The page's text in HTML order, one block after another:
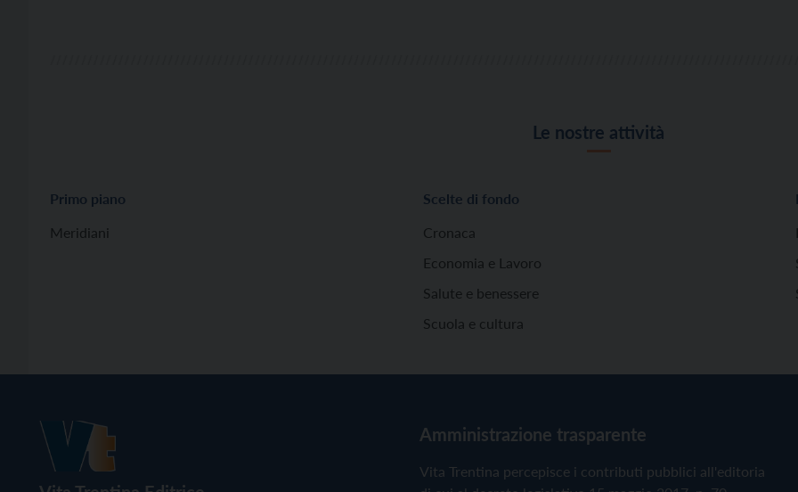
Le nostre attività
Primo piano
Meridiani
Scelte di fondo
Cronaca
Economia e Lavoro
Salute e benessere
Scuola e cultura
Amministrazione trasparente
Vita Trentina percepisce i contributi pubblici all'editoria